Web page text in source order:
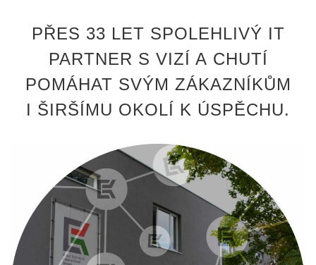
PŘES 33 LET SPOLEHLIVÝ IT
PARTNER S VIZÍ A CHUTÍ
POMÁHAT SVÝM ZÁKAZNÍKŮM
I ŠIRŠÍMU OKOLÍ K ÚSPĚCHU.